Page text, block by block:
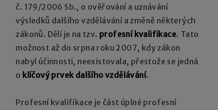
č. 179/2006 Sb., o ověřování a uznávání
výsledků dalšího vzdělávání a změně některých
zákonů. Dělí je na tzv. profesní kvalifikace. Tato
možnost až do srpna roku 2007, kdy zákon
nabyl účinnosti, neexistovala, přestože se jedná
o klíčový prvek dalšího vzdělávání.
Profesní kvalifikace je část úplné profesní